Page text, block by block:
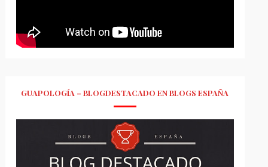
GUAPOLOGÍA – BLOGDESTACADO EN BLOGS ESPAÑA